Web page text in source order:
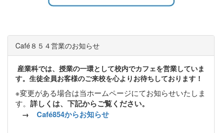
Café８５４営業のお知らせ
産業科では、授業の一環として校内でカフェを営業していま
す。生徒全員お客様のご来校を心よりお待ちしております！
※変更がある場合は当ホームページにてお知らせいたしま
す。 詳しくは、下記からご覧ください。
→ Café854からお知らせ